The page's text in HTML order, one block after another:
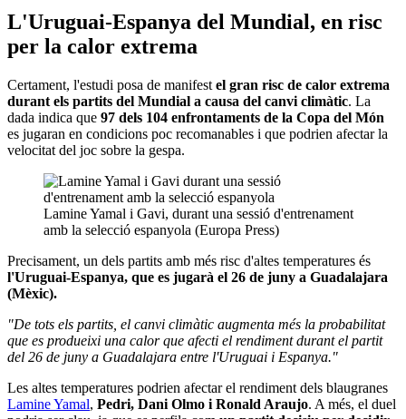
L'Uruguai-Espanya del Mundial, en risc
per la calor extrema
Certament, l'estudi posa de manifest el gran risc de calor extrema
durant els partits del Mundial a causa del canvi climàtic. La
dada indica que 97 dels 104 enfrontaments de la Copa del Món
es jugaran en condicions poc recomanables i que podrien afectar la
velocitat del joc sobre la gespa.
Lamine Yamal i Gavi, durant una sessió d'entrenament
amb la selecció espanyola (Europa Press)
Precisament, un dels partits amb més risc d'altes temperatures és
l'Uruguai-Espanya, que es jugarà el 26 de juny a Guadalajara
(Mèxic).
"De tots els partits, el canvi climàtic augmenta més la probabilitat
que es produeixi una calor que afecti el rendiment durant el partit
del 26 de juny a Guadalajara entre l'Uruguai i Espanya."
Les altes temperatures podrien afectar el rendiment dels blaugranes
Lamine Yamal, Pedri, Dani Olmo i Ronald Araujo. A més, el duel